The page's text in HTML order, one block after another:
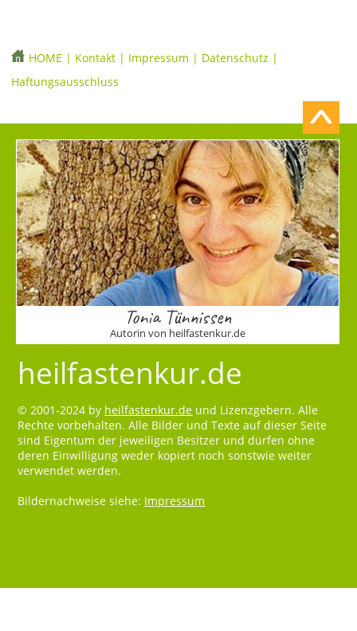
HOME | Kontakt | Impressum | Datenschutz |
Haftungsausschluss
Tonia Tünnissen
Autorin von heilfastenkur.de
heilfastenkur.de
© 2001-2024 by heilfastenkur.de und Lizenzgebern. Alle
Rechte vorbehalten. Alle Bilder und Texte auf dieser Seite
sind Eigentum der jeweiligen Besitzer und dürfen ohne
deren Einwilligung weder kopiert noch sonstwie weiter
verwendet werden.
Bildernachweise siehe: Impressum